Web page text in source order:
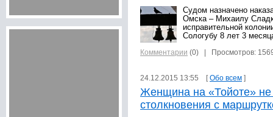
Судом назначено
Омска – Михаилу
исправительной
Сологубу 8 лет 3
Комментарии (0) | Просмотров:
24.12.2015 13:55 [Обо всем ]
Женщина на «Тойоте»
столкновения с